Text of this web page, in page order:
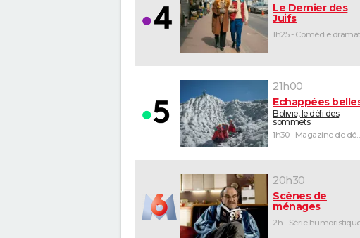
Le Dernier des
Juifs
21h00
Echappées
Bolivie, le défi des
sommets
1h30 -
20h30
Scènes de
ménages
2h - Série